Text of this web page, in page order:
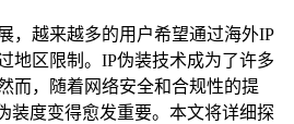
，越来越多的用户希望通过海外IP
地区限制。IP伪装技术成为了许多
而，随着网络安全和合规性的提
装度变得愈发重要。本文将详细探